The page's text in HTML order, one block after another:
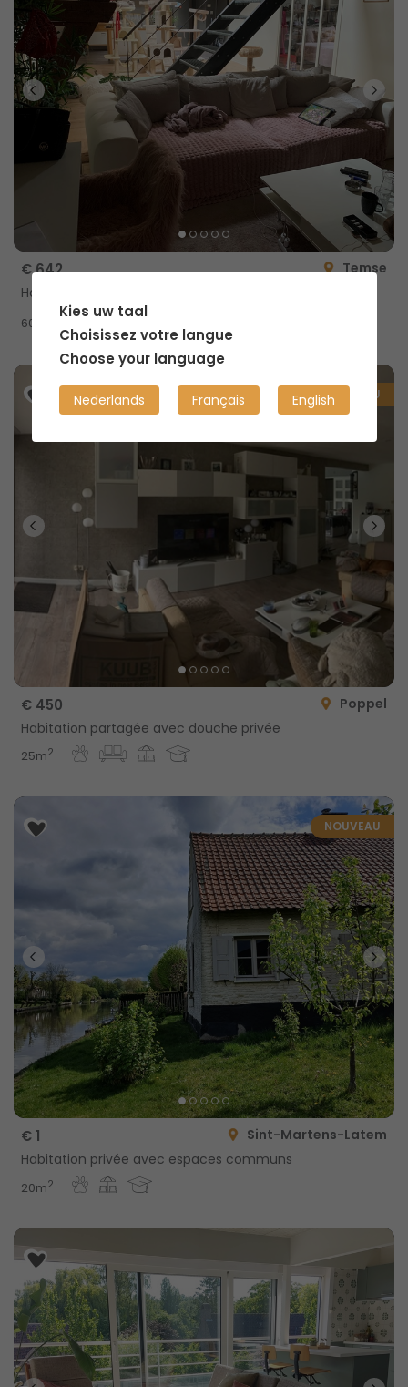
€ 642
Temse
Habitation partagée
60m
NOUVEAU
€ 450
Poppel
Habitation partagée avec douche privée
25m2
NOUVEAU
€ 1
Sint-Martens-Latem
Habitation privée avec espaces communs
20m2
Kies uw taal
Choisissez votre langue
Choose your language
Nederlands Français English